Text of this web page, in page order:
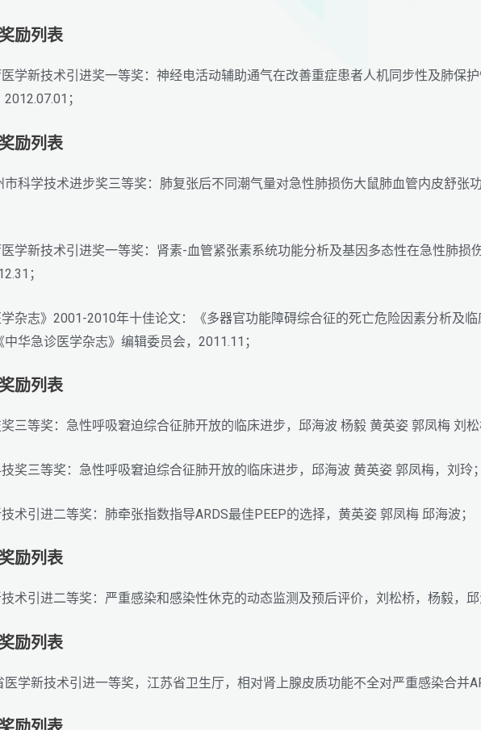
励列表
学新技术引进奖一等奖：神经电活动辅助通气在改善重症患者人机同步性及肺保
；
励列表
市科学技术进步奖三等奖：肺复张后不同潮气量对急性肺损伤大鼠肺血管内皮舒张
学新技术引进奖一等奖：肾素-血管紧张素系统功能分析及基因多态性在急性肺损
；
杂志》2001-2010年十佳论文：《多器官功能障碍综合征的死亡危险因素分析及
华急诊医学杂志》编辑委员会，2011.11；
励列表
三等奖：急性呼吸窘迫综合征肺开放的临床进步，邱海波 杨毅 黄英姿 郭凤梅 刘松
奖三等奖：急性呼吸窘迫综合征肺开放的临床进步，邱海波 黄英姿 郭凤梅，刘玲；
术引进二等奖：肺牵张指数指导ARDS最佳PEEP的选择，黄英姿 郭凤梅 邱海波；
励列表
术引进二等奖：严重感染和感染性休克的动态监测及预后评价，刘松桥，杨毅，邱
励列表
医学新技术引进一等奖，江苏省卫生厅，相对肾上腺皮质功能不全对严重感染合并